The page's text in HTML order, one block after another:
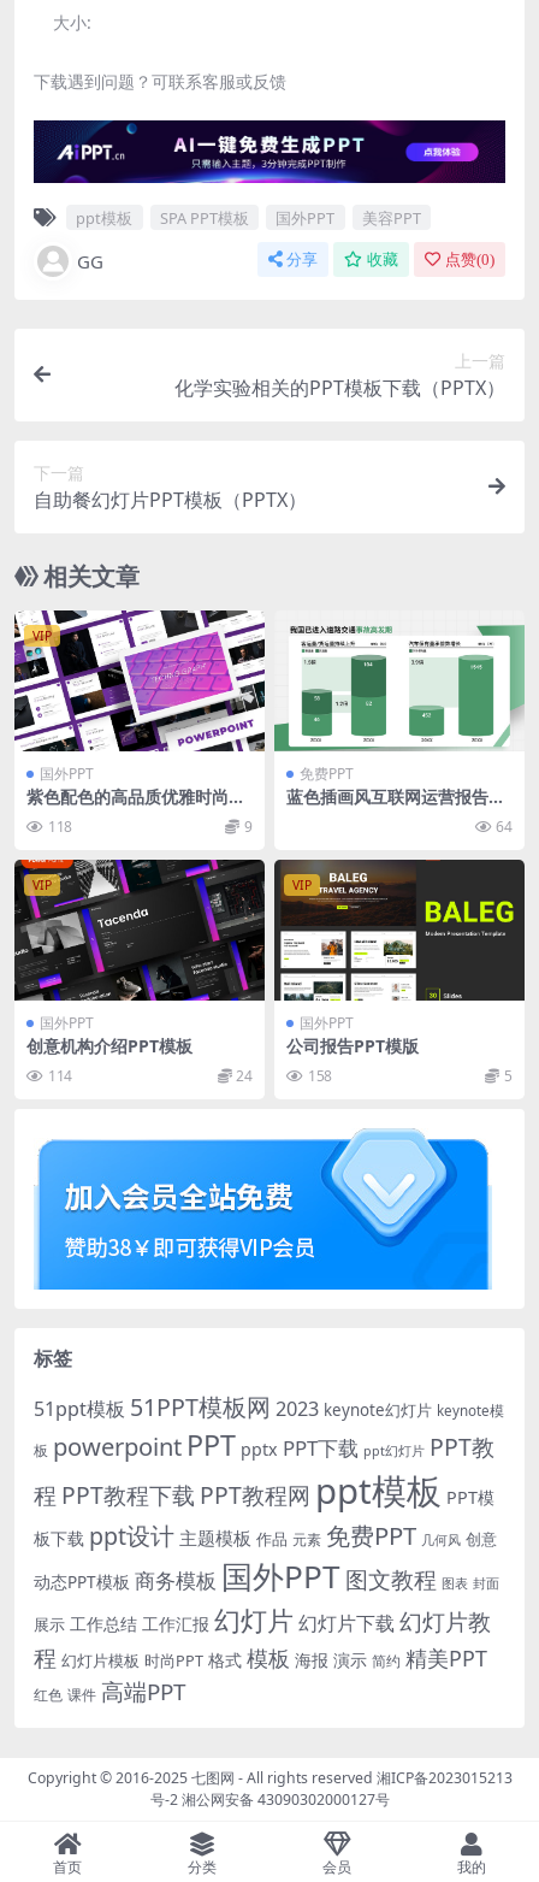
大小:
下载遇到问题？可联系客服或反馈
ppt模板 SPA PPT模板 国外PPT 美容PPT
GG 分享 收藏 点赞(0)
上一篇
化学实验相关的PPT模板下载（PPTX）
下一篇
自助餐幻灯片PPT模板（PPTX）
相关文章
VIP
国外PPT
紫色配色的高品质优雅时尚高
端powerpoint幻灯片演示模
板（pptx）
118 9
免费PPT
蓝色插画风互联网运营报告pp
64
VIP
国外PPT
创意机构介绍PPT模板
114 24
VIP
国外PPT
公司报告PPT模版
158 5
标签
51ppt模板 51PPT模板网 2023 keynote幻灯片 keynote模
板 powerpoint PPT pptx PPT下载 ppt幻灯片 PPT教
程 PPT教程下载 PPT教程网 ppt模板 PPT模
板下载 ppt设计 主题模板 作品 元素 免费PPT 几何风 创意
动态PPT模板 商务模板 国外PPT图文教程 图表 封面
展示 工作总结 工作汇报 幻灯片 幻灯片下载 幻灯片教
程 幻灯片模板 时尚PPT 格式 模板 海报 演示 简约 精美PPT
红色 课件 高端PPT
Copyright © 2016-2025七图网 - All rights reserved 湘ICP备2023015213
号-2湘公网安备 43090302000127号
首页 分类 会员 我的